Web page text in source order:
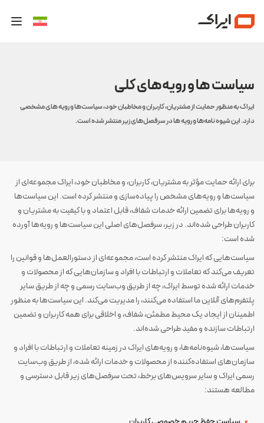
سیاست ها و رویه‌های کلی
ایراک به منظور حمایت از مشتریان، کاربران و مخاطبان خود، سیاست‌ها و رویه های مشخصی
دارد. این شیوه‌ نامه‌ها و رویه ها در سرفصل‌های زیر منتشر شده است.
برای ارائه حمایت مؤثر به مشتریان، کاربران، و مخاطبان خود، ایراک مجموعه‌ای از
سیاست‌ها و رویه‌های مشخص را پیاده‌سازی و منتشر کرده است. این سیاست‌ها
و رویه‌ها برای تضمین ارائه خدمات شفاف، قابل اعتماد و با کیفیت به مشتریان و
کاربران طراحی شده‌اند. در زیر، سرفصل‌های اصلی این سیاست‌ها و رویه‌ها آورده
شده است:
سیاست‌هایی که ایراک منتشر کرده است، مجموعه‌ای از دستورالعمل‌ها و قوانین را
تعریف می‌کند که تعاملات و ارتباطات با افراد و سازمان‌هایی که از محصولات و
خدمات ارائه شده توسط ایراک، چه از طریق وب‌سایت رسمی و چه از طریق سایر
پلتفرم‌های آنلاین ما استفاده می‌کنند، را مدیریت می‌کند. این سیاست‌ها به منظور
اطمینان از ایجاد یک محیط مطمئن، شفاف، و اخلاقی برای همه کاربران و تضمین
ارتباطات سازنده و مفید طراحی شده‌اند.
سیاست‌ها، شیوه‌نامه‌ها، و رویه‌های ایراک در زمینه تعاملات و ارتباطات با افراد و
سازمان‌های استفاده‌کننده از محصولات و خدمات ارائه شده، از طریق وب‌سایت
رسمی ایراک و سایر سرویس‌های برخط، تحت سرفصل‌های زیر قابل دسترسی و
مطالعه هستند: